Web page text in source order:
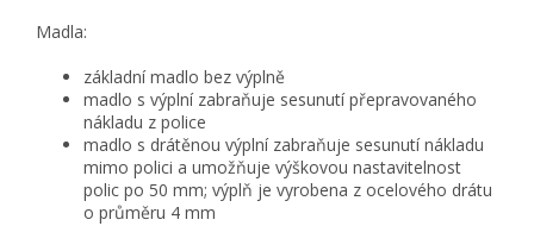
Madla:
základní madlo bez výplně
madlo s výplní zabraňuje sesunutí přepravovaného
nákladu z police
madlo s drátěnou výplní zabraňuje sesunutí nákladu
mimo polici a umožňuje výškovou nastavitelnost
polic po 50 mm; výplň je vyrobena z ocelového drátu
o průměru 4 mm